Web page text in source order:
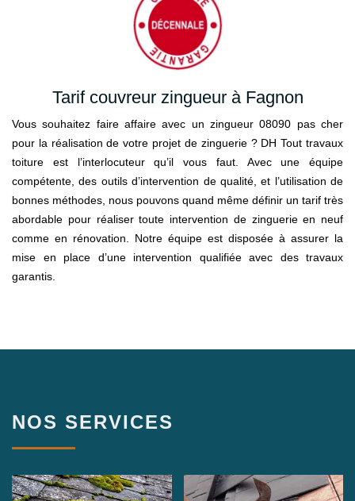
Tarif couvreur zingueur à Fagnon
Vous souhaitez faire affaire avec un zingueur 08090 pas cher
pour la réalisation de votre projet de zinguerie ? DH Tout travaux
toiture est l’interlocuteur qu’il vous faut. Avec une équipe
compétente, des outils d’intervention de qualité, et l’utilisation de
bonnes méthodes, nous pouvons quand même définir un tarif très
abordable pour réaliser toute intervention de zinguerie en neuf
comme en rénovation. Notre équipe est disposée à assurer la
mise en place d’une intervention qualifiée avec des travaux
garantis.
NOS SERVICES